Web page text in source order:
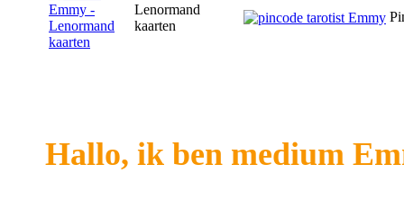
Lenormand
kaarten
Hallo, ik ben medium